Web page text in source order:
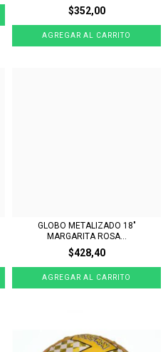
$352,00
GLOBO METALIZADO 18"
MARGARITA ROSA...
$428,40